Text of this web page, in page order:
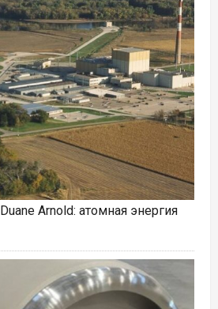
Arnold: атомная энергия